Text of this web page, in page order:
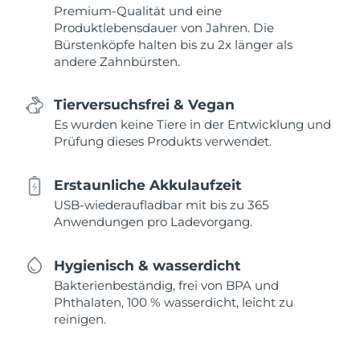
Premium-Qualität und eine
Produktlebensdauer von Jahren. Die
Bürstenköpfe halten bis zu 2x länger als
andere Zahnbürsten.
Tierversuchsfrei & Vegan
Es wurden keine Tiere in der Entwicklung und
Prüfung dieses Produkts verwendet.
Erstaunliche Akkulaufzeit
USB-wiederaufladbar mit bis zu 365
Anwendungen pro Ladevorgang.
Hygienisch & wasserdicht
Bakterienbeständig, frei von BPA und
Phthalaten, 100 % wasserdicht, leicht zu
reinigen.